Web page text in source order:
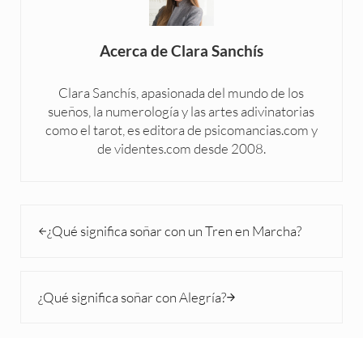
Acerca deClara Sanchís
Clara Sanchís, apasionada del mundo de los
sueños, la numerología y las artes adivinatorias
como el tarot, es editora de psicomancias.com y
de videntes.com desde 2008.
¿Qué significa soñar con un Tren en Marcha?
¿Qué significa soñar con Alegría?